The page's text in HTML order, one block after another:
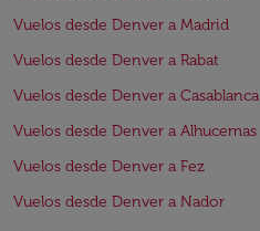
Vuelos desde Denver a Madrid
Vuelos desde Denver a Rabat
Vuelos desde Denver a Casablanca
Vuelos desde Denver a Alhucemas
Vuelos desde Denver a Fez
Vuelos desde Denver a Nador